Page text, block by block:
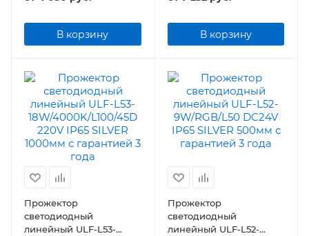
1000мм
В корзину
SILVER 1000мм
В корзину
Прожектор
светодиодный
линейный ULF-L53-
Прожектор
светодиодный
линейный ULF-L52-